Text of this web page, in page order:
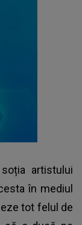
artistului
în mediul
tot felul de